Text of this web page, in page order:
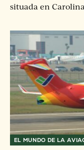
situada en
EL MUNDO DE LA